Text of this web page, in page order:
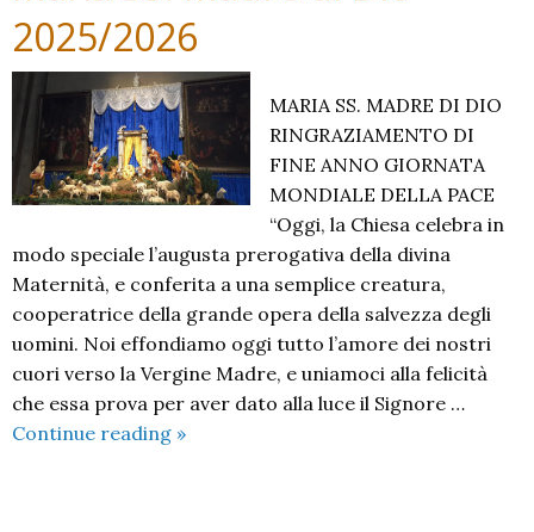
2025/2026
MARIA SS. MADRE DI DIO
RINGRAZIAMENTO DI
FINE ANNO GIORNATA
MONDIALE DELLA PACE
“Oggi, la Chiesa celebra in
modo speciale l’augusta prerogativa della divina
Maternità, e conferita a una semplice creatura,
cooperatrice della grande opera della salvezza degli
uomini. Noi effondiamo oggi tutto l’amore dei nostri
cuori verso la Vergine Madre, e uniamoci alla felicità
che essa prova per aver dato alla luce il Signore …
Continue reading Maria
»